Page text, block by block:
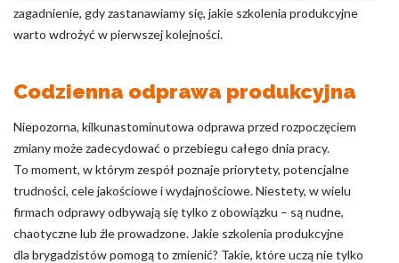
zagadnienie, gdy zastanawiamy się, jakie szkolenia produkcyjne
warto wdrożyć w pierwszej kolejności.
Codzienna odprawa produkcyjna
Niepozorna, kilkunastominutowa odprawa przed rozpoczęciem
zmiany może zadecydować o przebiegu całego dnia pracy.
To moment, w którym zespół poznaje priorytety, potencjalne
trudności, cele jakościowe i wydajnościowe. Niestety, w wielu
firmach odprawy odbywają się tylko z obowiązku – są nudne,
chaotyczne lub źle prowadzone. Jakie szkolenia produkcyjne
dla brygadzistów pomogą to zmienić? Takie, które uczą nie tylko